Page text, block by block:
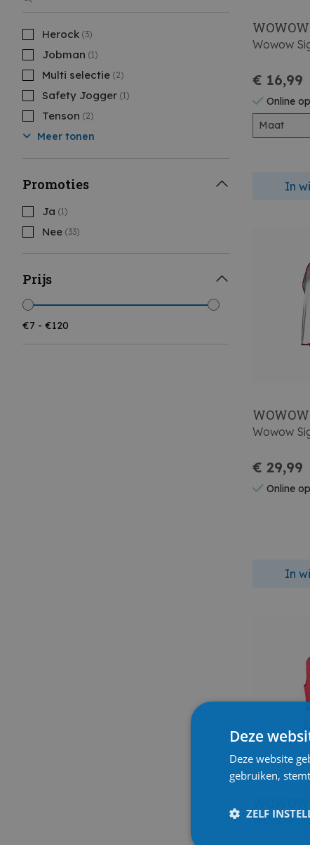
Herock (3)
Jobman (1)
Multi selectie (2)
Safety Jogger (1)
Tenson (2)
Meer tonen
Promoties
Ja (1)
Nee (33)
Prijs
WOWOW
Wowow
€ 16,99
Online
Maat
In
WOWOW
Wowow
€ 29,99
Online
In
Wowow
Deze
Deze website
gebruiken,
ZELF